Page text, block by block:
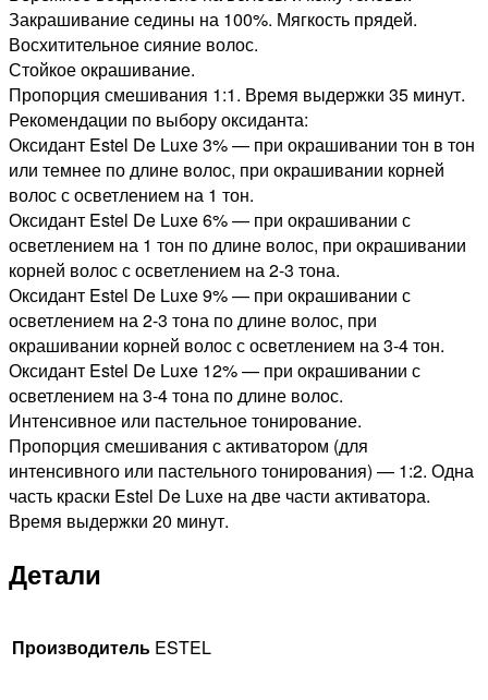
Закрашивание седины на 100%. Мягкость прядей.
Восхитительное сияние волос.
Стойкое окрашивание.
Пропорция смешивания 1:1. Время выдержки 35 минут.
Рекомендации по выбору оксиданта:
Оксидант Estel De Luxe 3% — при окрашивании тон в тон
или темнее по длине волос, при окрашивании корней
волос с осветлением на 1 тон.
Оксидант Estel De Luxe 6% — при окрашивании с
осветлением на 1 тон по длине волос, при окрашивании
корней волос с осветлением на 2-3 тона.
Оксидант Estel De Luxe 9% — при окрашивании с
осветлением на 2-3 тона по длине волос, при
окрашивании корней волос с осветлением на 3-4 тон.
Оксидант Estel De Luxe 12% — при окрашивании с
осветлением на 3-4 тона по длине волос.
Интенсивное или пастельное тонирование.
Пропорция смешивания с активатором (для
интенсивного или пастельного тонирования) — 1:2. Одна
часть краски Estel De Luxe на две части активатора.
Время выдержки 20 минут.
Детали
Производитель ESTEL